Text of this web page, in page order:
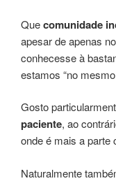
Quecomunidade
apesar de apenas
conhecesse à
estamos “no
Gosto
paciente, ao
onde é mais a parte
Naturalmente